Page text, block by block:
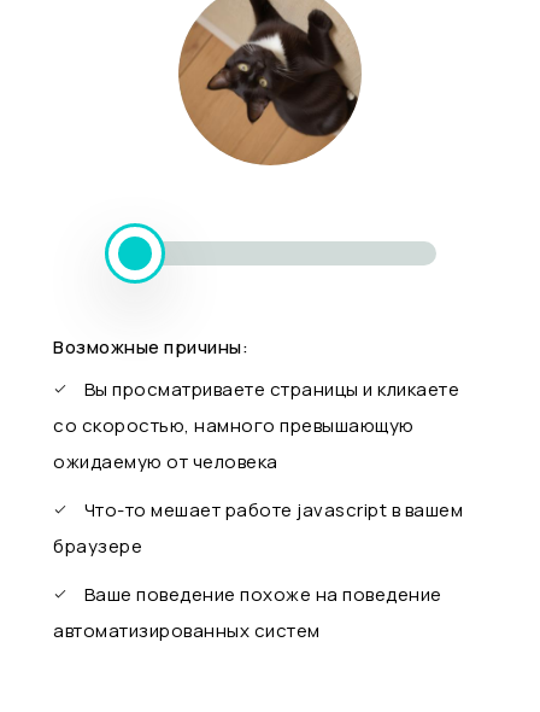
Возможные причины:
Вы просматриваете страницы и кликаете
со скоростью, намного превышающую
ожидаемую от человека
Что-то мешает работе javascript в вашем
браузере
Ваше поведение похоже на поведение
автоматизированных систем